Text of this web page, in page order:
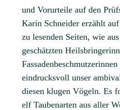
und Vorurteile auf den
Karin Schneider erzählt
zu lesenden Seiten, wie
geschätzten
eindrucksvoll unser
diesen klugen Vögeln. Es
elf Taubenarten aus aller